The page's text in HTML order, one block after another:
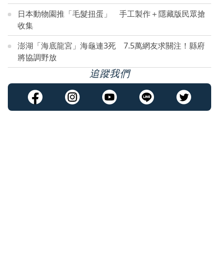
日本動物園推「毛髮扭蛋」 手工製作＋隱藏版民眾搶
收集
澎湖「海底龍宮」海龜連3死 7.5萬網友求關注！縣府
將協調野放
追蹤我們